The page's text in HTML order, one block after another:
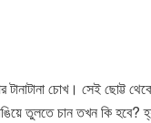
টানাটানা চোখ। সেই ছোট্ট
তুলতে চান তখন কি হবে?